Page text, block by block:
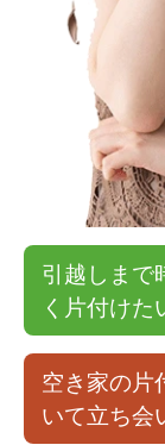
引越しまで
く片付けた
空き家の片
いて立ち会